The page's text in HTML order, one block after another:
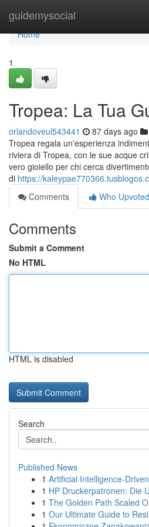
guidemysocial
Home
Home
1
Tropea: La Tua
orlandoveul543441 87 days ago
Tropea regala un'esperienza
riviera di Tropea, con le sue acque
vero gioiello per chi cerca
di https://
Comments
Who Upvoted
Comments
Submit a Comment
No HTML
HTML is disabled
Search
Published News
1 Artificial Intelligence-
1 HP Druckerpatronen: Die
1 The Golden Path Scaled
1 Our Ultimate Guide to